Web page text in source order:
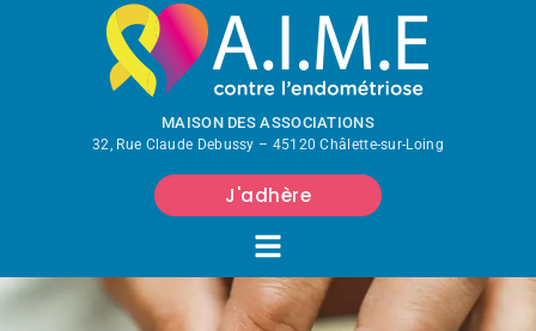
MAISON DES ASSOCIATIONS
32, Rue Claude Debussy – 45120 Châlette-sur-Loing
J'adhère